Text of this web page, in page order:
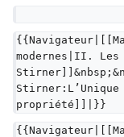
modernes|II.
propriété]]|}}